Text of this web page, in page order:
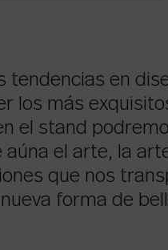
tendencias en
los más
el stand
el arte, la
que nos
forma de